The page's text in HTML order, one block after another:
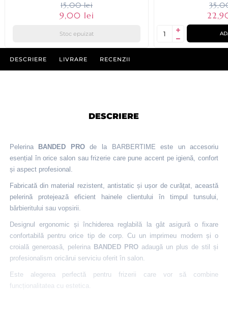
15,00 lei
9,00 lei
Stoc epuizat
DESCRIERE LIVRARE RECENZII
DESCRIERE
Pelerina BANDED PROde la BARBERTIME este un accesoriu
esențial în orice salon sau frizerie care pune accent pe igienă, confort
și aspect profesional.
Fabricată din material rezistent, antistatic și ușor de curățat, această
pelerină protejează eficient hainele clientului în timpul tunsului,
bărbieritului sau vopsirii.
Designul ergonomic și închiderea reglabilă la gât asigură o fixare
confortabilă pentru orice tip de corp. Cu un imprimeu modern și o
croială generoasă, pelerina BANDED PRO adaugă un plus de stil și
profesionalism oricărui serviciu oferit în salon.
Este alegerea perfectă pentru frizerii care vor să combine
funcționalitatea cu estetica.